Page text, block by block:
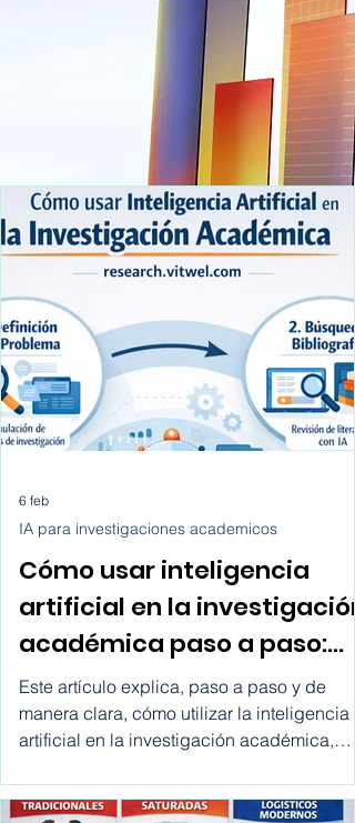
Cómo usar inteligencia
artificial en la investigación
académica paso a paso:
cómo utilizar la inteligencia
artificial en la investigacion
academica
Este artículo explica, paso a paso y de
manera clara, cómo utilizar la inteligencia
artificial en la investigación académica,
desde la definición del tema hasta la
IA para investigaciones academicos